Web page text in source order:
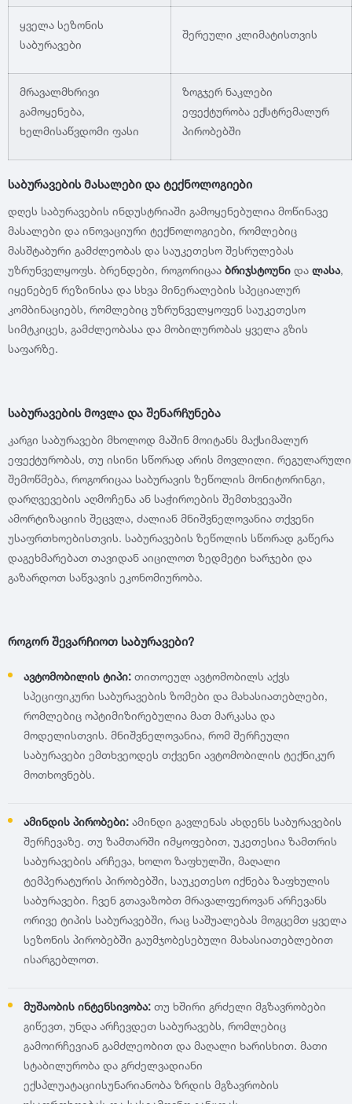
ყველა სეზონის
საბურავები
შერეული კლიმატისთვის
მრავალმხრივი
გამოყენება,
ხელმისაწვდომი ფასი
ზოგჯერ ნაკლები
ეფექტურობა ექსტრემალურ
პირობებში
საბურავების მასალები და ტექნოლოგიები
დღეს საბურავების ინდუსტრიაში გამოყენებულია მოწინავე
მასალები და ინოვაციური ტექნოლოგიები, რომლებიც
მასშტაბური გამძლეობას და საუკეთესო შესრულებას
უზრუნველყოფს. ბრენდები, როგორიცაა ბრიჯსტოუნი და ლასა,
იყენებენ რეზინისა და სხვა მინერალების სპეციალურ
კომბინაციებს, რომლებიც უზრუნველყოფენ საუკეთესო
სიმტკიცეს, გამძლეობასა და მობილურობას ყველა გზის
საფარზე.
საბურავების მოვლა და შენარჩუნება
კარგი საბურავები მხოლოდ მაშინ მოიტანს მაქსიმალურ
ეფექტურობას, თუ ისინი სწორად არის მოვლილი. რეგულარული
შემოწმება, როგორიცაა საბურავის ზეწოლის მონიტორინგი,
დარღვევების აღმოჩენა ან საჭიროების შემთხვევაში
ამორტიზაციის შეცვლა, ძალიან მნიშვნელოვანია თქვენი
უსაფრთხოებისთვის. საბურავების ზეწოლის სწორად გაწერა
დაგეხმარებათ თავიდან აიცილოთ ზედმეტი ხარჯები და
გაზარდოთ საწვავის ეკონომიურობა.
როგორ შევარჩიოთ საბურავები?
ავტომობილის ტიპი: თითოეულ ავტომობილს აქვს
სპეციფიკური საბურავების ზომები და მახასიათებლები,
რომლებიც ოპტიმიზირებულია მათ მარკასა და
მოდელისთვის. მნიშვნელოვანია, რომ შერჩეული
საბურავები ემთხვეოდეს თქვენი ავტომობილის ტექნიკურ
მოთხოვნებს.
ამინდის პირობები: ამინდი გავლენას ახდენს საბურავების
შერჩევაზე. თუ ზამთარში იმყოფებით, უკეთესია ზამთრის
საბურავების არჩევა, ხოლო ზაფხულში, მაღალი
ტემპერატურის პირობებში, საუკეთესო იქნება ზაფხულის
საბურავები. ჩვენ გთავაზობთ მრავალფეროვან არჩევანს
ორივე ტიპის საბურავებში, რაც საშუალებას მოგცემთ ყველა
სეზონის პირობებში გაუმჯობესებული მახასიათებლებით
ისარგებლოთ.
მუშაობის ინტენსივობა: თუ ხშირი გრძელი მგზავრობები
გიწევთ, უნდა არჩევდეთ საბურავებს, რომლებიც
გამოირჩევიან გამძლეობით და მაღალი ხარისხით. მათი
სტაბილურობა და გრძელვადიანი
ექსპლუატაციისუნარიანობა ზრდის მგზავრობის